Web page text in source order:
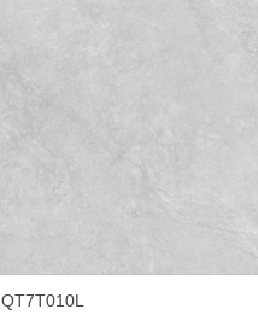
QT7T010L